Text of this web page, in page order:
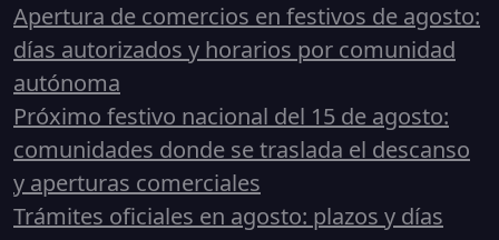
Apertura de comercios en festivos de agosto:
días autorizados y horarios por comunidad
autónoma
Próximo festivo nacional del 15 de agosto:
comunidades donde se traslada el descanso
y aperturas comerciales
Trámites oficiales en agosto: plazos y días